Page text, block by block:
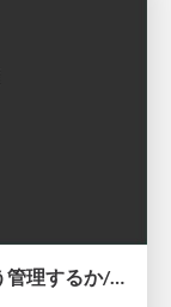
複雑になったマイクロサービスを どう管理するか/how-to-manage-increasingly-complex-microservices